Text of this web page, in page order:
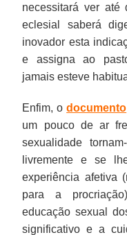
necessitará ver até
eclesial saberá
inovador esta
e assigna ao
jamais esteve
Enfim, odocumento
um pouco de ar
sexualidade
livremente e se
experiência afetiva
para a
educação sexual
significativo e a